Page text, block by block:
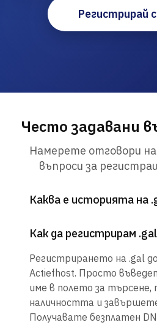
Регистрирай
Често задавани
Намерете отговори
въпроси за
Каква е историята на
Как да регистрирам
Регистрирането на .gal
Actiefhost. Просто
име в полето за търсене,
наличността и
Получавате безплатен